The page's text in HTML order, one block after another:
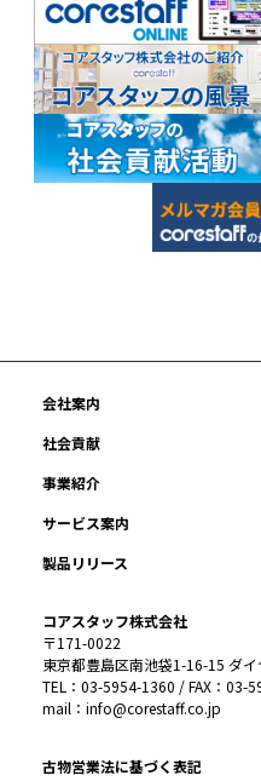
会社案内
社会貢献
事業紹介
サービス案内
製品リリース
コアスタッフ株式会社
〒171-0022
東京都豊島区南池袋1-16-15 ダ
TEL：03-5954-1360 / FAX：03-
mail：info@corestaff.co.jp
古物営業法に基づく表記